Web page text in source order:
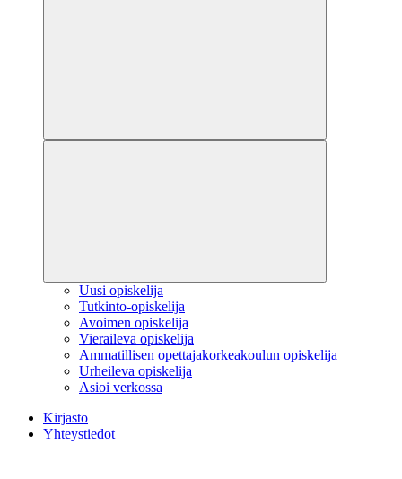
Uusi opiskelija
Tutkinto-opiskelija
Avoimen opiskelija
Vieraileva opiskelija
Ammatillisen opettajakorkeakoulun opiskelija
Urheileva opiskelija
Asioi verkossa
Kirjasto
Yhteystiedot